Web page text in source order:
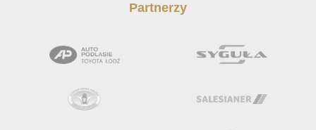
Partnerzy